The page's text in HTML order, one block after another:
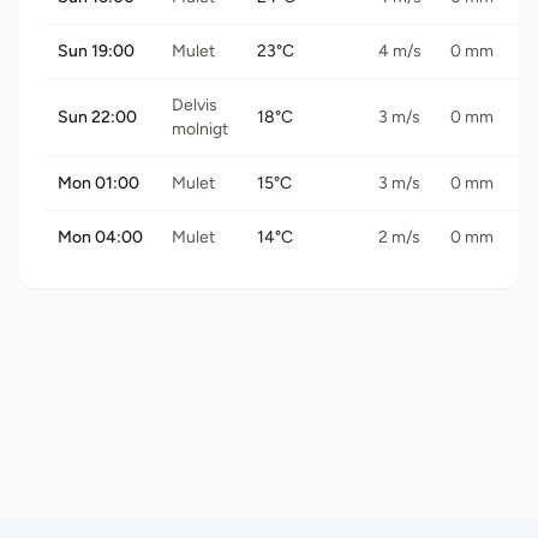
Sun 19:00 Mulet 23°C 4 m/s 0 mm
Sun 22:00
Delvis
molnigt
18°C 3 m/s 0 mm
Mon 01:00 Mulet 15°C 3 m/s 0 mm
Mon 04:00 Mulet 14°C 2 m/s 0 mm